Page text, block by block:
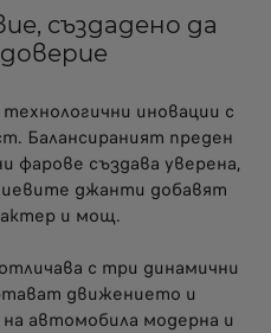
създадено да
иновации с
Балансираният преден
фарове създава уверена,
джанти добавят
и мощ.
с три динамични
движението и
автомобила модерна и